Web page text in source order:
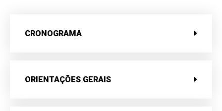
CRONOGRAMA
ORIENTAÇÕES GERAIS